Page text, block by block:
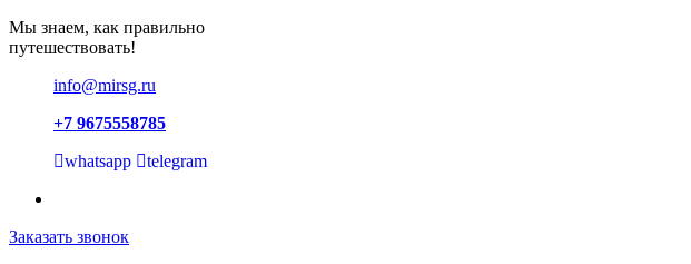
Мы знаем, как правильно
путешествовать!
info@mirsg.ru
+7 9675558785
whatsapp
telegram
Заказать звонок